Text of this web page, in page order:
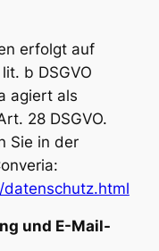
erfolgt auf
b DSGVO
agiert als
28 DSGVO.
Sie in der
und E-Mail-